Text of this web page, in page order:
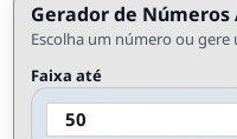
Gerador de Números
Escolha um número ou
Faixa até